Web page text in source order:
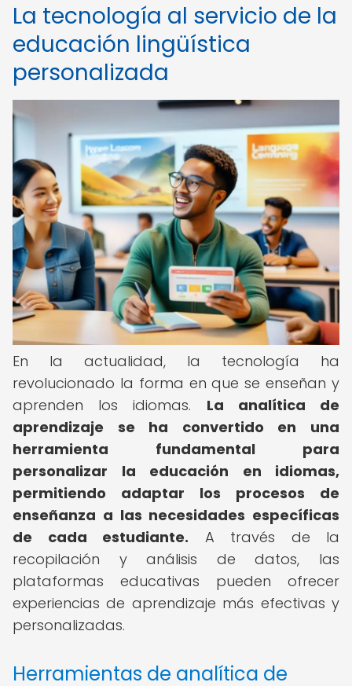
La tecnología al servicio de la
educación lingüística
personalizada
En la actualidad, la tecnología ha
revolucionado la forma en que se enseñan y
aprenden los idiomas. La analítica de
aprendizaje se ha convertido en una
herramienta fundamental para
personalizar la educación en idiomas,
permitiendo adaptar los procesos de
enseñanza a las necesidades específicas
de cada estudiante. A través de la
recopilación y análisis de datos, las
plataformas educativas pueden ofrecer
experiencias de aprendizaje más efectivas y
personalizadas.
Herramientas de analítica de